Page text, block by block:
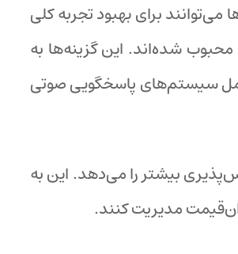
برای بهبود تجربه کلی
محبوب شده‌اند. این گزینه‌ها به
سیستم‌های پاسخگویی صوتی
بیشتر را می‌دهد. این به
مدیریت کنند.